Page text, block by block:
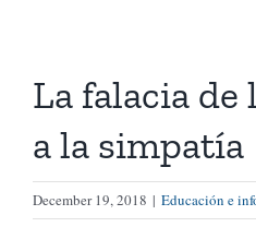
Media
La falacia de
a la simpatía
December 19, 2018 | Educación e